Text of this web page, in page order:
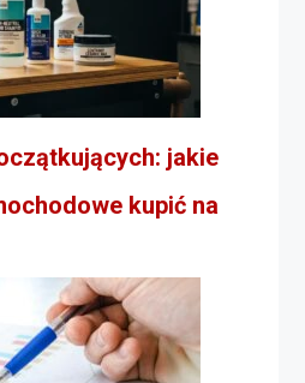
jakie
kupić na